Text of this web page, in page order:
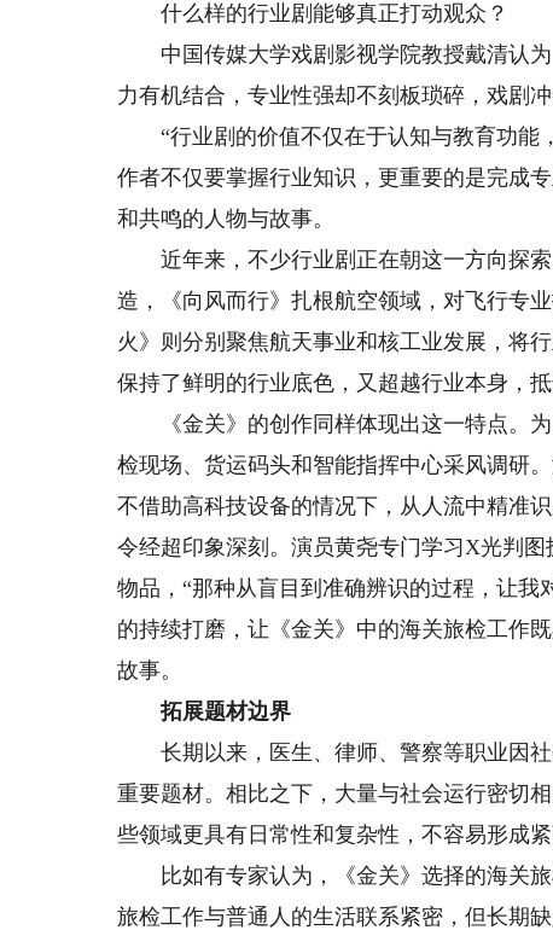
什么样的行业剧能够真正打动观众？
中国传媒大学戏剧影视学院教授戴清认为
力有机结合，专业性强却不刻板琐碎，戏剧
“行业剧的价值不仅在于认知与教育功能
作者不仅要掌握行业知识，更重要的是完成
和共鸣的人物与故事。
近年来，不少行业剧正在朝这一方向探索
造，《向风而行》扎根航空领域，对飞行专
火》则分别聚焦航天事业和核工业发展，将
保持了鲜明的行业底色，又超越行业本身，抵
《金关》的创作同样体现出这一特点。为
检现场、货运码头和智能指挥中心采风调研
不借助高科技设备的情况下，从人流中精准
令经超印象深刻。演员黄尧专门学习X光判
物品，“那种从盲目到准确辨识的过程，让
的持续打磨，让《金关》中的海关旅检工作
故事。
拓展题材边界
长期以来，医生、律师、警察等职业因社
重要题材。相比之下，大量与社会运行密切
些领域更具有日常性和复杂性，不容易形成
比如有专家认为，《金关》选择的海关旅
旅检工作与普通人的生活联系紧密，但长期